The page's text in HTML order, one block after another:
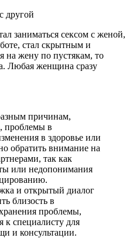
заниматься сексом с женой,
стал скрытным и
на жену по пустякам, то
Любая женщина сразу
причинам,
проблемы в
в здоровье или
обратить внимание на
так как
или недопонимания
и открытый диалог
близость в
проблемы,
к специалисту для
и консультации.